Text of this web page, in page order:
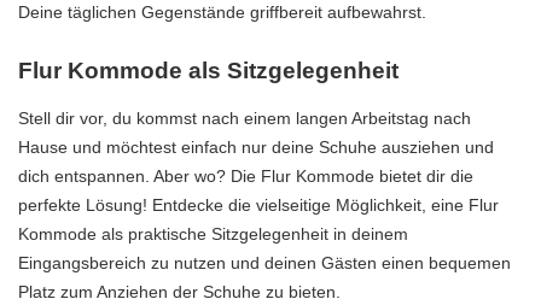
Deine täglichen Gegenstände griffbereit aufbewahrst.
Flur Kommode als Sitzgelegenheit
Stell dir vor, du kommst nach einem langen Arbeitstag nach
Hause und möchtest einfach nur deine Schuhe ausziehen und
dich entspannen. Aber wo? Die Flur Kommode bietet dir die
perfekte Lösung! Entdecke die vielseitige Möglichkeit, eine Flur
Kommode als praktische Sitzgelegenheit in deinem
Eingangsbereich zu nutzen und deinen Gästen einen bequemen
Platz zum Anziehen der Schuhe zu bieten.